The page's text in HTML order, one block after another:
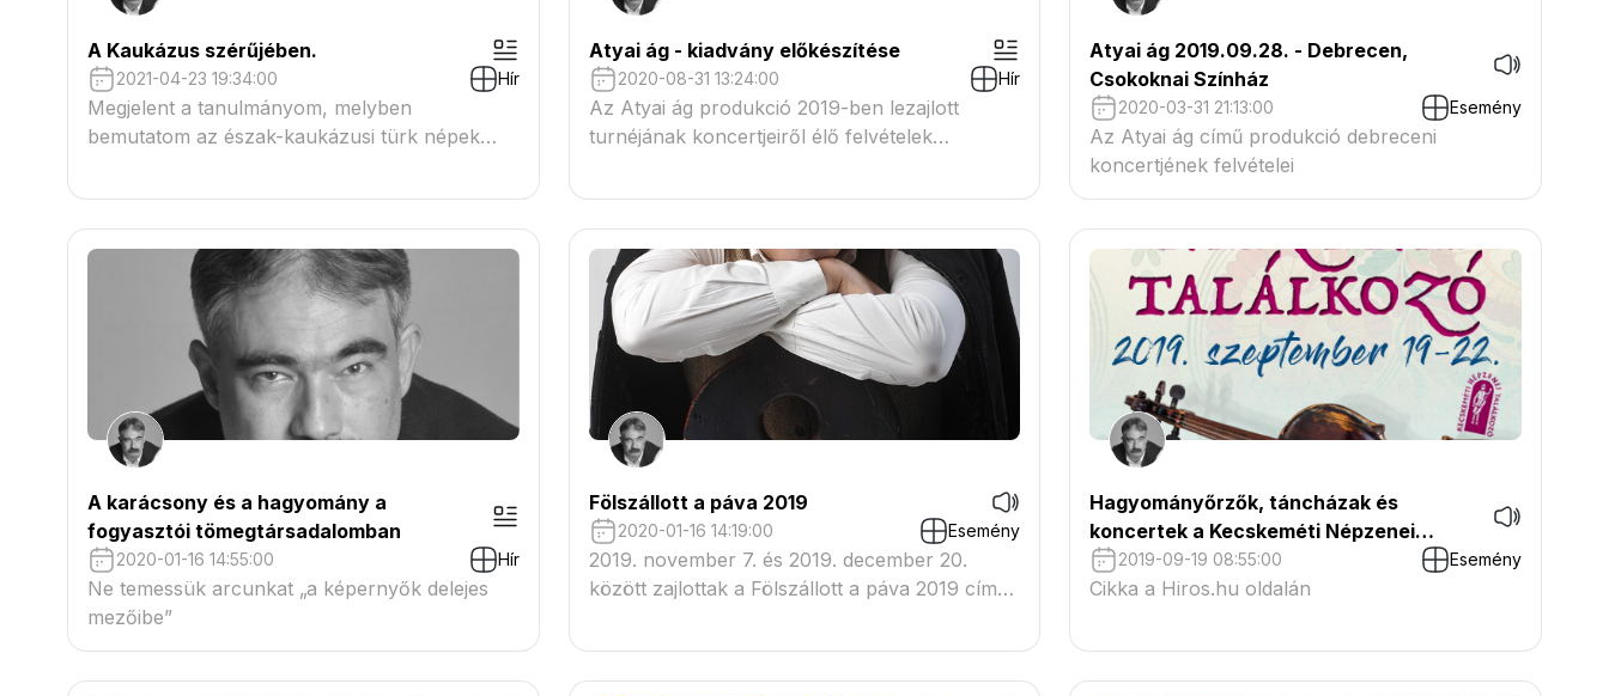
A Kaukázus szérűjében.
2021-04-23 19:34:00 Hír
Megjelent a tanulmányom, melyben
bemutatom az észak-kaukázusi türk népek
vizsgálataimat, valamint értekezek a gyűjtés
során összegyűlt zenei anyag magyar
őstörténeti vonatkozásairól.
Atyai ág - kiadvány előkészítése
2020-08-31 13:24:00 Hír
Az Atyai ág produkció 2019-ben lezajlott
turnéjának koncertjeiről élő felvételek
készítünk elő.
Atyai ág 2019.09.28. - Debrecen,
Csokoknai Színház
2020-03-31 21:13:00 Esemény
Az Atyai ág című produkció debreceni
koncertjének felvételei
A karácsony és a hagyomány a
fogyasztói tömegtársadalomban
2020-01-16 14:55:00 Hír
Ne temessük arcunkat „a képernyők delejes
mezőibe”
Fölszállott a páva 2019
2020-01-16 14:19:00 Esemény
2019. november 7. és 2019. december 20.
között zajlottak a Fölszállott a páva 2019 című
adásai.
Hagyományőrzők, táncházak és
koncertek a Kecskeméti Népzenei
Találkozón
2019-09-19 08:55:00 Esemény
Cikka a Hiros.hu oldalán